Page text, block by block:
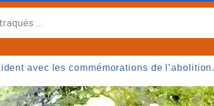
avec les commémorations de l’abolition.